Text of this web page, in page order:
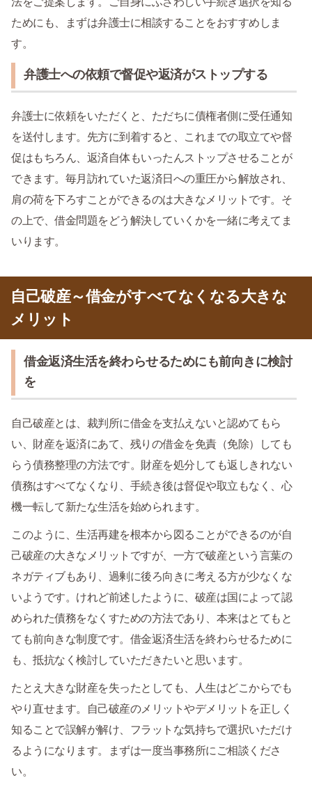
ためにも、まずは弁護士に相談することをおすすめしま
す。
弁護士への依頼で督促や返済がストップする
弁護士に依頼をいただくと、ただちに債権者側に受任通知
を送付します。先方に到着すると、これまでの取立てや督
促はもちろん、返済自体もいったんストップさせることが
できます。毎月訪れていた返済日への重圧から解放され、
肩の荷を下ろすことができるのは大きなメリットです。そ
の上で、借金問題をどう解決していくかを一緒に考えてま
いります。
自己破産～借金がすべてなくなる大きな
メリット
借金返済生活を終わらせるためにも前向きに検討
を
自己破産とは、裁判所に借金を支払えないと認めてもら
い、財産を返済にあて、残りの借金を免責（免除）しても
らう債務整理の方法です。財産を処分しても返しきれない
債務はすべてなくなり、手続き後は督促や取立もなく、心
機一転して新たな生活を始められます。
このように、生活再建を根本から図ることができるのが自
己破産の大きなメリットですが、一方で破産という言葉の
ネガティブもあり、過剰に後ろ向きに考える方が少なくな
いようです。けれど前述したように、破産は国によって認
められた債務をなくすための方法であり、本来はとてもと
ても前向きな制度です。借金返済生活を終わらせるために
も、抵抗なく検討していただきたいと思います。
たとえ大きな財産を失ったとしても、人生はどこからでも
やり直せます。自己破産のメリットやデメリットを正しく
知ることで誤解が解け、フラットな気持ちで選択いただけ
るようになります。まずは一度当事務所にご相談くださ
い。